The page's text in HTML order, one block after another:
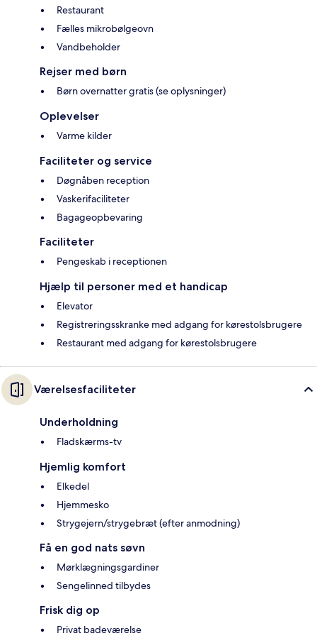
Restaurant
Fælles mikrobølgeovn
Vandbeholder
Rejser med børn
Børn overnatter gratis (se oplysninger)
Oplevelser
Varme kilder
Faciliteter og service
Døgnåben reception
Vaskerifaciliteter
Bagageopbevaring
Faciliteter
Pengeskab i receptionen
Hjælp til personer med et handicap
Elevator
Registreringsskranke med adgang for kørestolsbrugere
Restaurant med adgang for kørestolsbrugere
Værelsesfaciliteter
Underholdning
Fladskærms-tv
Hjemlig komfort
Elkedel
Hjemmesko
Strygejern/strygebræt (efter anmodning)
Få en god nats søvn
Mørklægningsgardiner
Sengelinned tilbydes
Frisk dig op
Privat badeværelse